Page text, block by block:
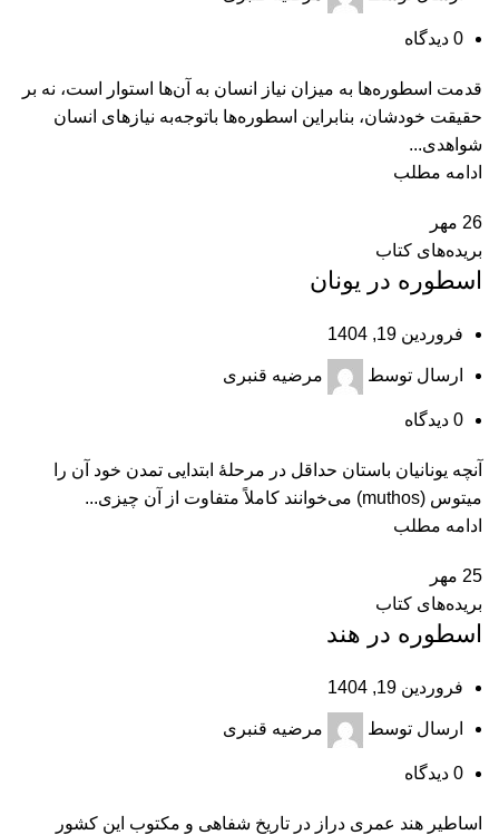
0 دیدگاه
قدمت اسطوره‌ها به ميزان نياز انسان به آن‌ها استوار است، نه بر
حقيقت خودشان، بنابراين اسطوره‌ها باتوجه‌به نيازهای انسان
شواهدی...
ادامه مطلب
26 مهر
بریده‌های کتاب
اسطوره در یونان
فروردین 19, 1404
ارسال توسط مرضیه قنبری
0 دیدگاه
آنچه يونانيان باستان ‌حداقل در مرحلۀ ابتدايی تمدن خود آن را
ميتوس (muthos) می‌خوانند كاملاً متفاوت از آن چيزی...
ادامه مطلب
25 مهر
بریده‌های کتاب
اسطوره در هند
فروردین 19, 1404
ارسال توسط مرضیه قنبری
0 دیدگاه
اساطير هند عمری دراز در تاريخ شفاهی و مكتوب اين كشور